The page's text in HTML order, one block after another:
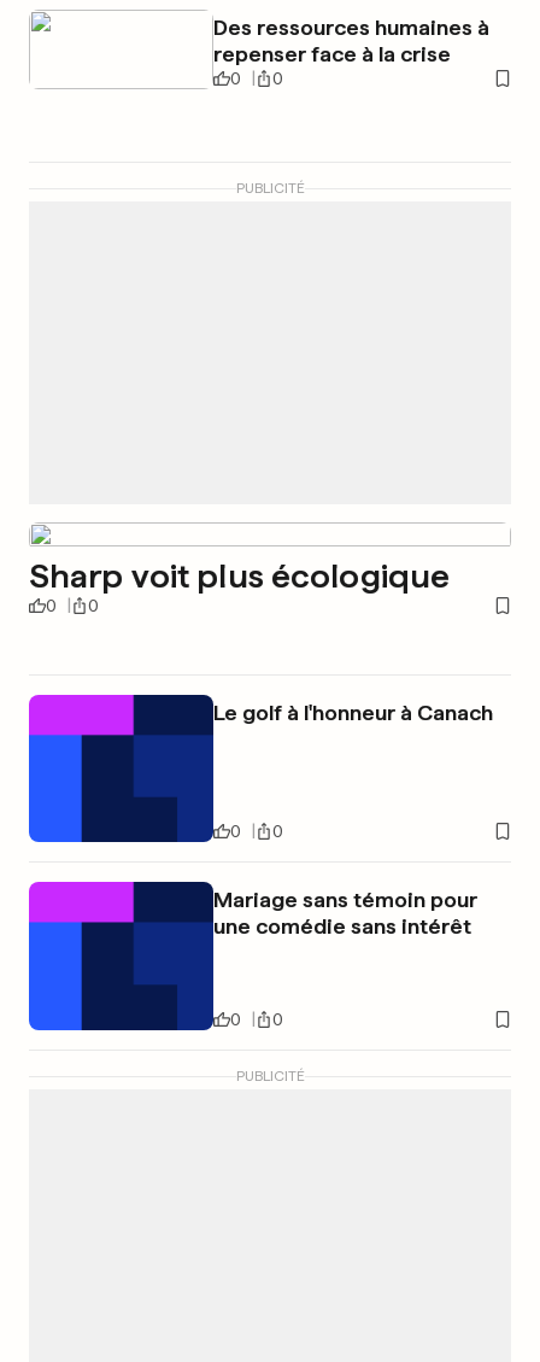
Des ressources humaines à
repenser face à la crise
0 0
PUBLICITÉ
Sharp voit plus écologique
0 0
Le golf à l'honneur à Canach
0 0
Mariage sans témoin pour
une comédie sans intérêt
0 0
PUBLICITÉ